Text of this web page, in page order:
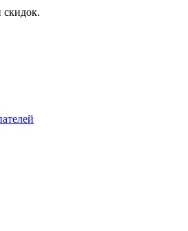
скидок.